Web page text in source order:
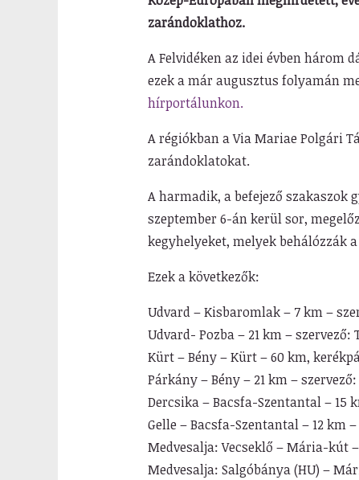
zarándoklathoz.
A Felvidéken az idei évben három
ezek a már augusztus folyamán
hírportálunkon.
A régiókban a Via Mariae Polgári
zarándoklatokat.
A harmadik, a befejező szakaszok
szeptember 6-án kerül sor,
kegyhelyeket, melyek behálózzák
Ezek a következők:
Udvard – Kisbaromlak – 7 km –
Udvard- Pozba – 21 km – szervező:
Kürt – Bény – Kürt – 60 km,
Párkány – Bény – 21 km –
Dercsika – Bacsfa-Szentantal – 15
Gelle – Bacsfa-Szentantal – 12 km
Medvesalja: Vecseklő – Mária-kút
Medvesalja: Salgóbánya (HU) –